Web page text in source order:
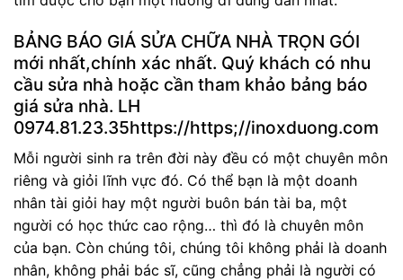
BẢNG BÁO GIÁ SỬA CHỮA NHÀ TRỌN GÓI
mới nhất,chính xác nhất. Quý khách có nhu
cầu sửa nhà hoặc cần tham khảo bảng báo
giá sửa nhà. LH
0974.81.23.35https://https;//inoxduong.com
Mỗi người sinh ra trên đời này đều có một chuyên môn
riêng và giỏi lĩnh vực đó. Có thể bạn là một doanh
nhân tài giỏi hay một người buôn bán tài ba, một
người có học thức cao rộng… thì đó là chuyên môn
của bạn. Còn chúng tôi, chúng tôi không phải là doanh
nhân, không phải bác sĩ, cũng chẳng phải là người có